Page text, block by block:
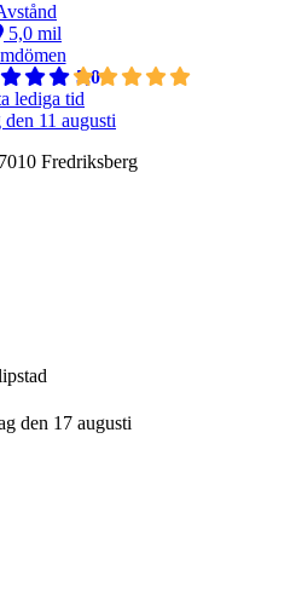
5,0 mil
5,0
lediga tid
den 11 augusti
Fredriksberg
den 17 augusti